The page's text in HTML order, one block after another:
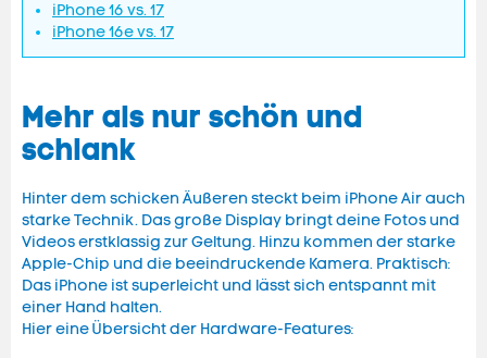
iPhone 16 vs. 17
iPhone 16e vs. 17
Mehr als nur schön und
schlank
Hinter dem schicken Äußeren steckt beim iPhone Air auch
starke Technik. Das große Display bringt deine Fotos und
Videos erstklassig zur Geltung. Hinzu kommen der starke
Apple-Chip und die beeindruckende Kamera. Praktisch:
Das iPhone ist superleicht und lässt sich entspannt mit
einer Hand halten.
Hier eine Übersicht der Hardware-Features: